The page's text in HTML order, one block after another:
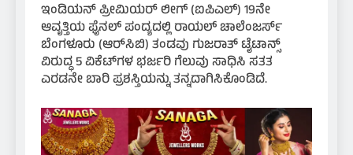
ಇಂಡಿಯನ್ ಪ್ರೀಮಿಯರ್ ಲೀಗ್ (ಐಪಿಎಲ್) 19ನೇ
ಆವೃತ್ತಿಯ ಫೈನಲ್ ಪಂದ್ಯದಲ್ಲಿ ರಾಯಲ್ ಚಾಲೆಂಜರ್ಸ್
ಬೆಂಗಳೂರು (ಆರ್‌ಸಿಬಿ) ತಂಡವು ಗುಜರಾತ್ ಟೈಟಾನ್ಸ್
ವಿರುದ್ಧ 5 ವಿಕೆಟ್‌ಗಳ ಭರ್ಜರಿ ಗೆಲುವು ಸಾಧಿಸಿ ಸತತ
ಎರಡನೇ ಬಾರಿ ಪ್ರಶಸ್ತಿಯನ್ನು ತನ್ನದಾಗಿಸಿಕೊಂಡಿದೆ.